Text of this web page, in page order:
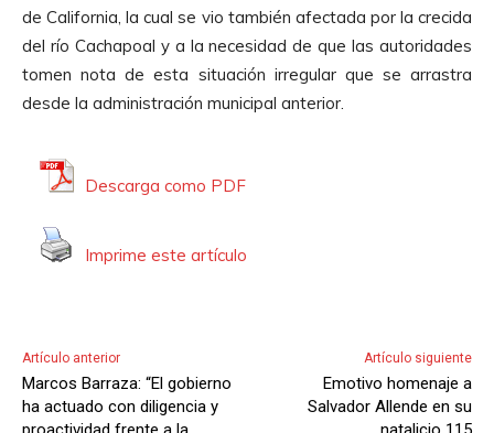
de California, la cual se vio también afectada por la crecida
del río Cachapoal y a la necesidad de que las autoridades
tomen nota de esta situación irregular que se arrastra
desde la administración municipal anterior.
Descarga como PDF
Imprime este artículo
Artículo anterior
Marcos Barraza: “El gobierno
ha actuado con diligencia y
Artículo siguiente
Emotivo homenaje a
Salvador Allende en su